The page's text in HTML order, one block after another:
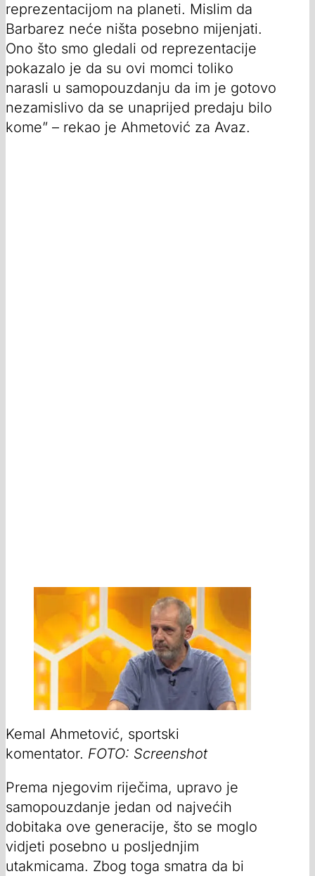
reprezentacijom na planeti. Mislim da
Barbarez neće ništa posebno mijenjati.
Ono što smo gledali od reprezentacije
pokazalo je da su ovi momci toliko
narasli u samopouzdanju da im je gotovo
nezamislivo da se unaprijed predaju bilo
kome” – rekao je Ahmetović za Avaz.
Kemal Ahmetović, sportski
komentator. FOTO: Screenshot
Prema njegovim riječima, upravo je
samopouzdanje jedan od najvećih
dobitaka ove generacije, što se moglo
vidjeti posebno u posljednjim
utakmicama. Zbog toga smatra da bi